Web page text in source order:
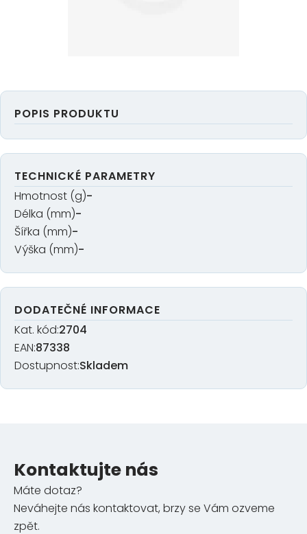
POPIS PRODUKTU
TECHNICKÉ PARAMETRY
Hmotnost (g)-
Délka (mm)-
Šířka (mm)-
Výška (mm)-
DODATEČNÉ INFORMACE
Kat. kód:2704
EAN:87338
Dostupnost:Skladem
Kontaktujte nás
Máte dotaz?
Neváhejte nás kontaktovat, brzy se Vám ozveme
zpět.